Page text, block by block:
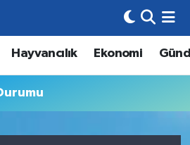
Hayvancılık Ekonomi